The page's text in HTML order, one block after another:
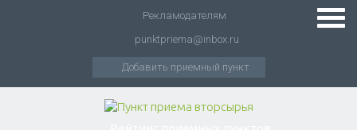
Рекламодателям
punktpriema@inbox.ru
Добавить приемный пункт